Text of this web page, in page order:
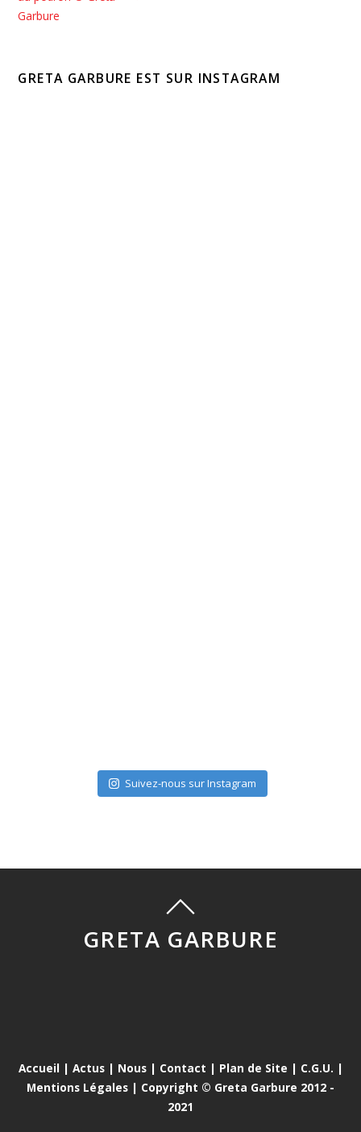
GRETA GARBURE EST SUR INSTAGRAM
Suivez-nous sur Instagram
GRETA GARBURE
Accueil | Actus| Nous| Contact | Plan de Site | C.G.U. |
Mentions Légales | Copyright © Greta Garbure 2012 -
2021